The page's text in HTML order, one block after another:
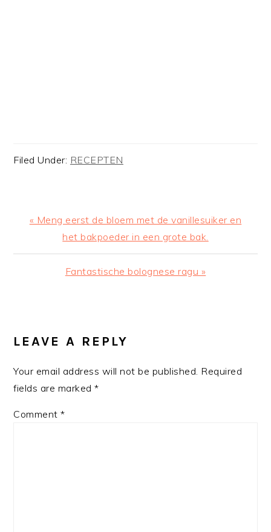
Filed Under: RECEPTEN
Previous
« Meng eerst de bloem met de vanillesuiker en
het bakpoeder in een grote bak.
Next
Fantastische bolognese ragu »
INTERACTIONS
LEAVE A REPLY
Your email address will not be published. Required
fields are marked*
Comment*